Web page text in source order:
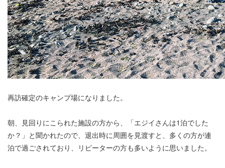
再訪確定のキャンプ場になりました。
朝、見回りにこられた施設の方から、「エジイさんは1泊でした
か？」と聞かれたので、退出時に周囲を見渡すと、多くの方が連
泊で過ごされており、リピーターの方も多いように思いました。